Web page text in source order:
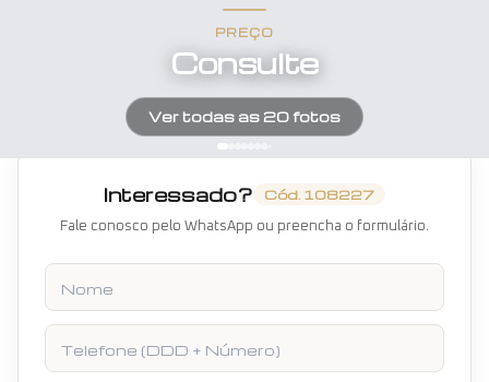
PREÇO
Consulte
Ver todas as 20fotos
Interessado? Cód. 108227
Fale conosco pelo WhatsApp ou preencha o formulário.
Nome
Telefone